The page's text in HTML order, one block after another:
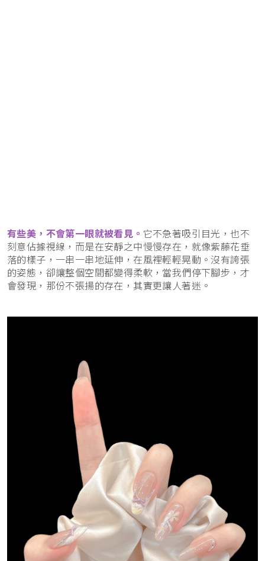
有些美，不會第一眼就被看見。 它不急著吸引目光，也不
刻意佔據視線，而是在安靜之中慢慢存在，就像紫藤花垂
落的樣子，一串一串地延伸，在風裡輕輕晃動。沒有誇張
的姿態，卻讓整個空間都變得柔軟，當我們停下腳步，才
會發現，那份不張揚的存在，其實更讓人著迷。